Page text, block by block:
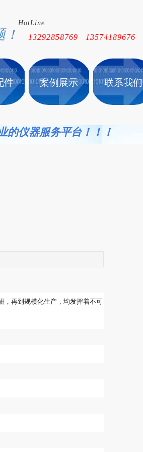
HotLine
13292858769 13574189676
件 案例展示 联系我们
的仪器服务平台！！！
再到规模化生产，均发挥着不可